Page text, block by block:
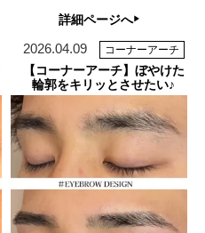
詳細ページへ
2026.04.09 コーナーアーチ
【コーナーアーチ】ぼやけた
輪郭をキリッとさせたい♪